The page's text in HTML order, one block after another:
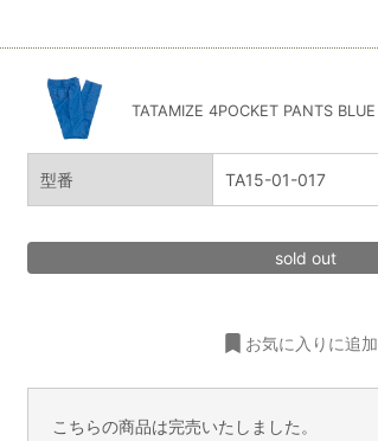
TATAMIZE 4POCKET PANTS BLUE
型番 TA15-01-017
sold out
お気に入りに追加
こちらの商品は完売いたしました。